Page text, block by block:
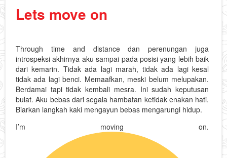
Lets move on
Through time and distance dan perenungan juga
introspeksi akhirnya aku sampai pada posisi yang lebih baik
dari kemarin. Tidak ada lagi marah, tidak ada lagi kesal
tidak ada lagi benci. Memaafkan, meski belum melupakan.
Berdamai tapi tidak kembali mesra. Ini sudah keputusan
bulat. Aku bebas dari segala hambatan ketidak enakan hati.
Biarkan langkah kaki mengayun bebas mengarungi hidup.
I’m moving on.